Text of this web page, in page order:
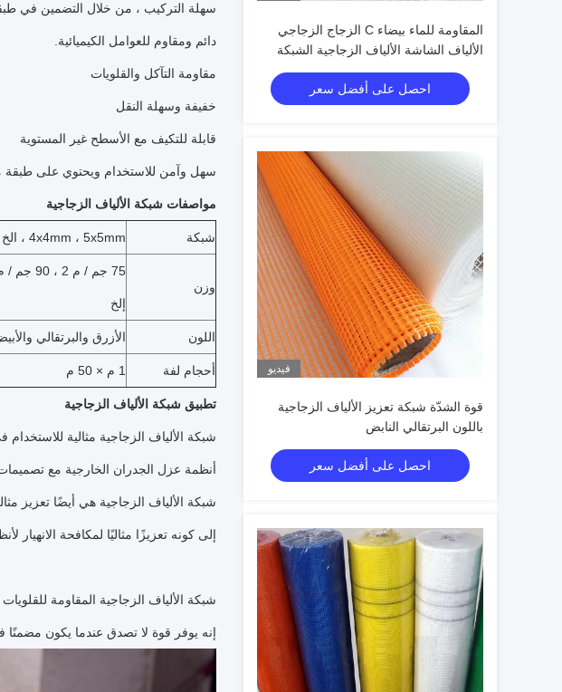
المقاومة للماء بيضاء C الزجاج الزجاجي
الألياف الشاشة الألياف الزجاجية الشبكة
الألواح 300N-800N قوة للجدار
احصل على أفضل سعر
فيديو
قوة الشدّة شبكة تعزيز الألياف الزجاجية
باللون البرتقالي النابض
احصل على أفضل سعر
سهلة التركيب ، من خلال التضمين في
دائم ومقاوم للعوامل الكيميائية.
مقاومة التآكل والقلويات
خفيفة وسهلة النقل
قابلة للتكيف مع الأسطح غير المستوية
سهل وآمن للاستخدام ويحتوي على طبقة
مواصفات شبكة الألياف الزجاجية
شبكة 4x4mm ، 5x5mm ، الخ
وزن
إلخ
اللون الأزرق والبرتقالي
أحجام لفة 1 م × 50 م
تطبيق شبكة الألياف الزجاجية
شبكة الألياف الزجاجية مثالية
أنظمة عزل الجدران الخارجية مع
شبكة الألياف الزجاجية هي أيضًا تعزيز
إلى كونه تعزيزًا مثاليًا لمكافحة
شبكة الألياف الزجاجية المقاومة
إنه يوفر قوة لا تصدق عندما يكون